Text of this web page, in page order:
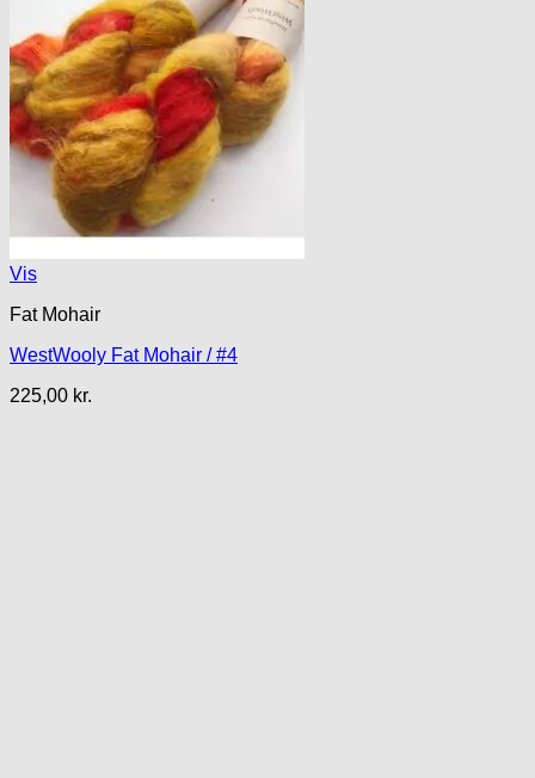
Vis
Fat Mohair
WestWooly Fat Mohair / #4
225,00 kr.